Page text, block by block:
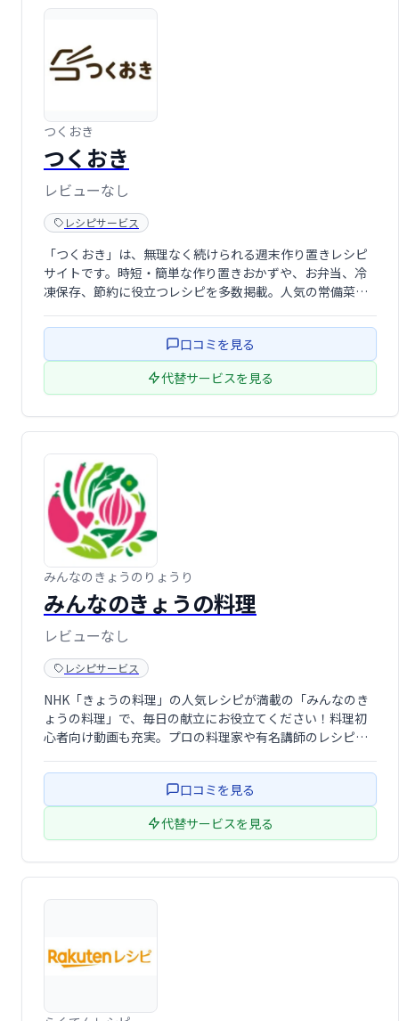
つくおき
つくおき
レビューなし
レシピサービス
「つくおき」は、無理なく続けられる週末作り置きレシピ
サイトです。時短・簡単な作り置きおかずや、お弁当、冷
凍保存、節約に役立つレシピを多数掲載。人気の常備菜レ
つかるはずです。2015年には書籍も出版！
口コミを見る
代替サービスを見る
みんなのきょうのりょうり
みんなのきょうの料理
レビューなし
レシピサービス
NHK「きょうの料理」の人気レシピが満載の「みんなのき
ょうの料理」で、毎日の献立にお役立てください！料理初
心者向け動画も充実。プロの料理家や有名講師のレシピを
可能ですので、ぜひご利用ください。
口コミを見る
代替サービスを見る